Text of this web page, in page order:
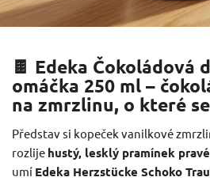
🍫 Edeka Čokoládová
omáčka 250 ml –
na zmrzlinu, o které
Představ si kopeček vanilkové
rozlije hustý, lesklý pramínek
umí Edeka Herzstücke Schoko